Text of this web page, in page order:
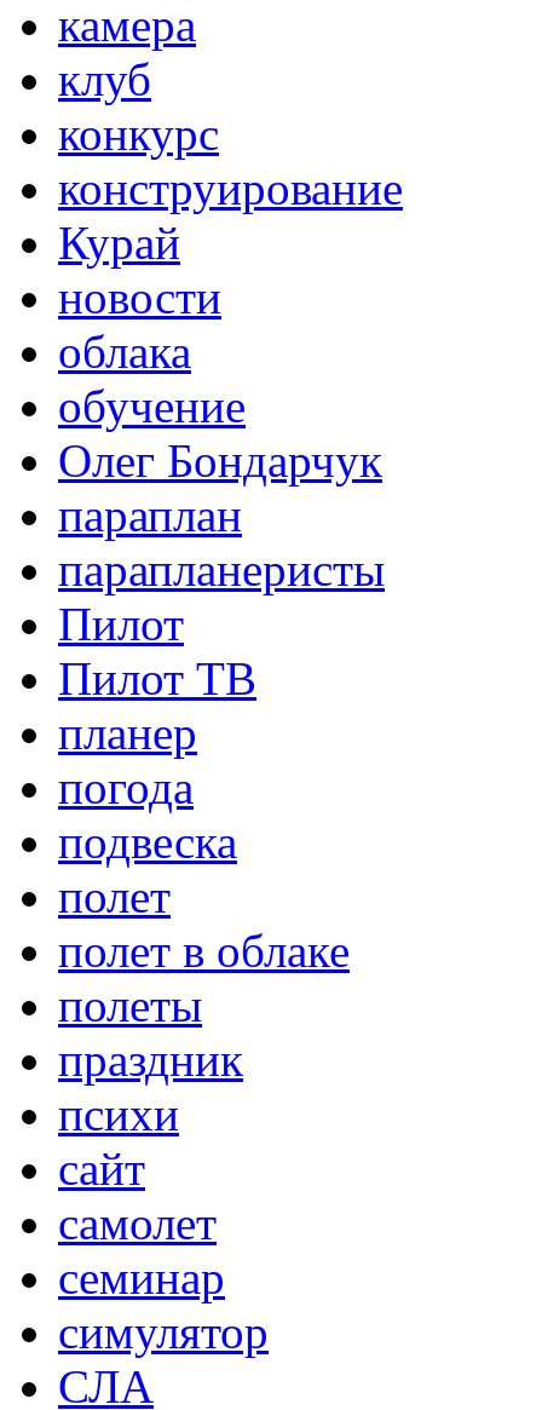
камера
клуб
конкурс
конструирование
Курай
новости
облака
обучение
Олег Бондарчук
параплан
парапланеристы
Пилот
Пилот ТВ
планер
погода
подвеска
полет
полет в облаке
полеты
праздник
психи
сайт
самолет
семинар
симулятор
СЛА